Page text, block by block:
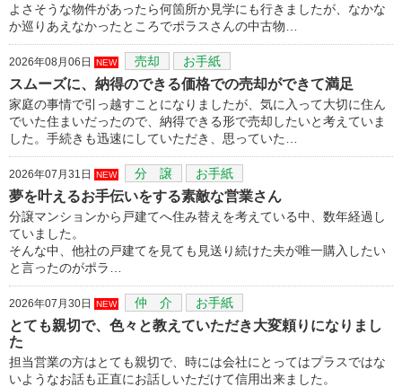
よさそうな物件があったら何箇所か見学にも行きましたが、なかな
か巡りあえなかったところでポラスさんの中古物…
2026年08月06日 NEW 売却 お手紙
スムーズに、納得のできる価格での売却ができて満足
家庭の事情で引っ越すことになりましたが、気に入って大切に住ん
でいた住まいだったので、納得できる形で売却したいと考えていま
した。手続きも迅速にしていただき、思っていた…
2026年07月31日 NEW 分 譲 お手紙
夢を叶えるお手伝いをする素敵な営業さん
分譲マンションから戸建てへ住み替えを考えている中、数年経過し
ていました。
そんな中、他社の戸建てを見ても見送り続けた夫が唯一購入したい
と言ったのがポラ…
2026年07月30日 NEW 仲 介 お手紙
とても親切で、色々と教えていただき大変頼りになりまし
た
担当営業の方はとても親切で、時には会社にとってはプラスではな
いようなお話も正直にお話しいただけて信用出来ました。